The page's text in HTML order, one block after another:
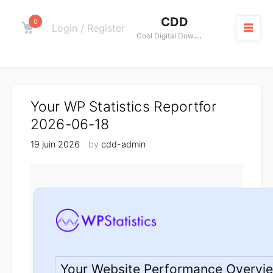
content
CDD
C
ool Digital Download
Cart
0
Login / Register
Your WP Statistics Reportfor
2026-06-18
19 juin 2026 by cdd-admin
Your Website Performance